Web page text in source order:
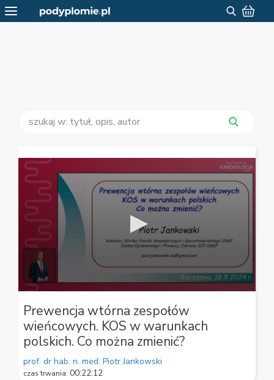
seconds
of
59
seconds
Prewencja wtórna zespołów
wieńcowych. KOS w warunkach
polskich. Co można zmienić?
prof. dr hab. n. med. Piotr Jankowski
czas trwania: 00:22:12